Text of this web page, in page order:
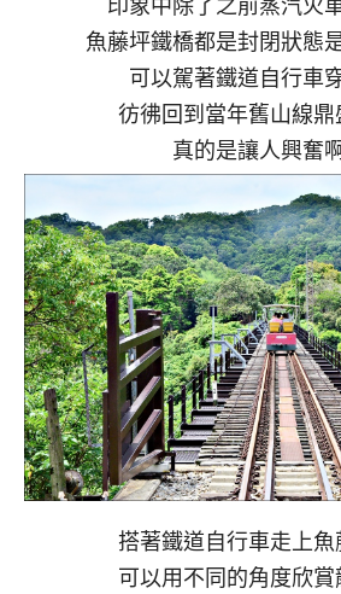
魚藤坪鐵橋都是封閉狀態
可以駕著鐵道自行車
彷彿回到當年舊山線
真的是讓人興奮
搭著鐵道自行車走上
可以用不同的角度欣